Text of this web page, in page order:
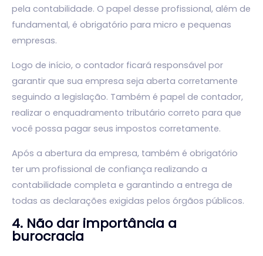
pela contabilidade. O papel desse profissional, além de
fundamental, é obrigatório para micro e pequenas
empresas.
Logo de início, o contador ficará responsável por
garantir que sua empresa seja aberta corretamente
seguindo a legislação. Também é papel de contador,
realizar o enquadramento tributário correto para que
você possa pagar seus impostos corretamente.
Após a abertura da empresa, também é obrigatório
ter um profissional de confiança realizando a
contabilidade completa e garantindo a entrega de
todas as declarações exigidas pelos órgãos públicos.
4. Não dar importância a
burocracia